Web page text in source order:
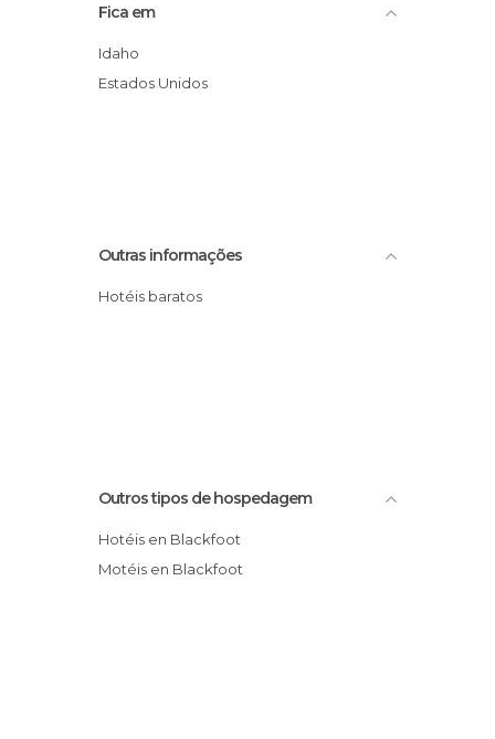
Fica em
Idaho
Estados Unidos
Outras informações
Hotéis baratos
Outros tipos de hospedagem
Hotéis en Blackfoot
Motéis en Blackfoot